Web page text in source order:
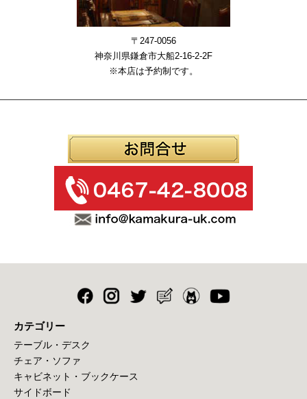
〒247-0056
神奈川県鎌倉市大船2-16-2-2F
※本店は予約制です。
カテゴリー
テーブル・デスク
チェア・ソファ
キャビネット・ブックケース
サイドボード